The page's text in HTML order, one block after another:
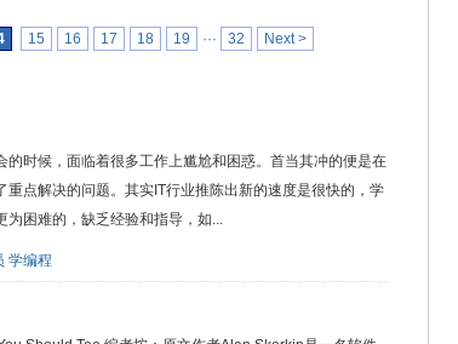
15 16 17 18 19 ··· 32 Next >
时候，面临着很多工作上尴尬和困惑。首当其冲的便是在
点解决的问题。其实IT行业推陈出新的速度是很快的，学
为困难的，缺乏经验和指导，如...
学编程